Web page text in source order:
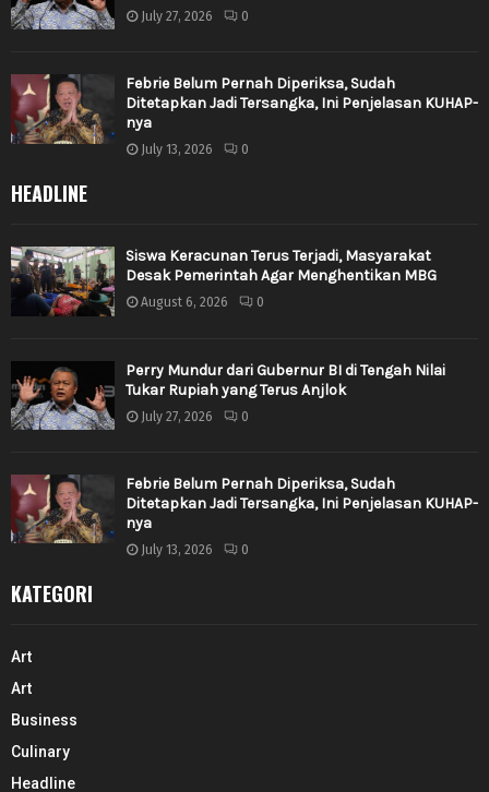
July 27, 2026 0
Febrie Belum Pernah Diperiksa, Sudah
Ditetapkan Jadi Tersangka, Ini Penjelasan KUHAP-
nya
July 13, 2026 0
HEADLINE
Siswa Keracunan Terus Terjadi, Masyarakat
Desak Pemerintah Agar Menghentikan MBG
August 6, 2026 0
Perry Mundur dari Gubernur BI di Tengah Nilai
Tukar Rupiah yang Terus Anjlok
July 27, 2026 0
Febrie Belum Pernah Diperiksa, Sudah
Ditetapkan Jadi Tersangka, Ini Penjelasan KUHAP-
nya
July 13, 2026 0
KATEGORI
Art
Art
Business
Culinary
Headline